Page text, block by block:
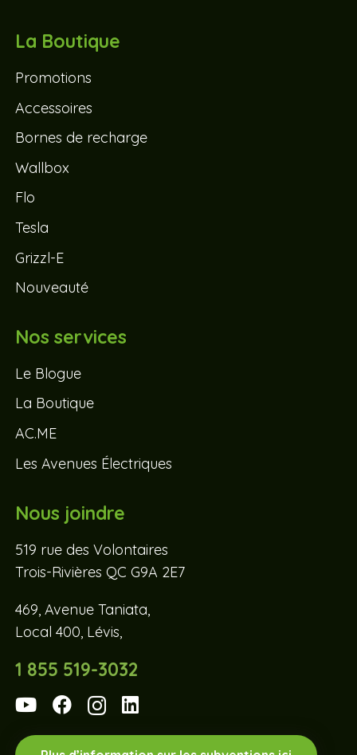
La Boutique
Promotions
Accessoires
Bornes de recharge
Wallbox
Flo
Tesla
Grizzl-E
Nouveauté
Nos services
Le Blogue
La Boutique
AC.ME
Les Avenues Électriques
Nous joindre
519 rue des Volontaires
Trois-Rivières QC G9A 2E7
469, Avenue Taniata,
Local 400, Lévis,
1 855 519-3032